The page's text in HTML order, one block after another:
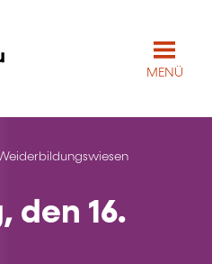
MENÜ
den 16.